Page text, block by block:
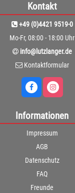
Kontakt
+49 (0)4421 9519-0
Mo-Fr, 08:00 - 18:00 Uhr
info@lutzlanger.de
Kontaktformular
Informationen
Impressum
AGB
Datenschutz
FAQ
Freunde